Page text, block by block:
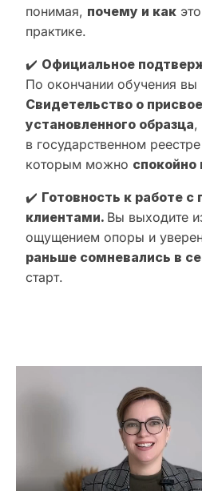
понимая, почему и как
практике.
✔️ Официальное
По окончании обучения вы
Свидетельство о
установленного образца,
в государственном
которым можно спокойно
✔️ Готовность к работе
клиентами. Вы выходите
ощущением опоры и
раньше сомневались в
старт.